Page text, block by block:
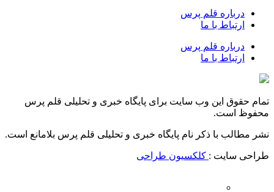
درباره قلم پرس
ارتباط با ما
درباره قلم پرس
ارتباط با ما
تمام حقوق این وب سایت برای پایگاه خبری و تحلیلی قلم پرس
محفوظ است.
نشر مطالب با ذکر نام پایگاه خبری و تحلیلی قلم پرس بلامانع است.
طراحی سایت : کلکسیون طراحی